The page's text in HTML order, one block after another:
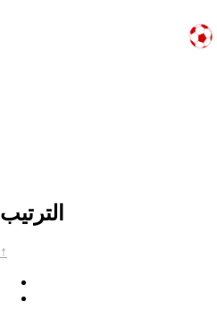
الترتيب
↑